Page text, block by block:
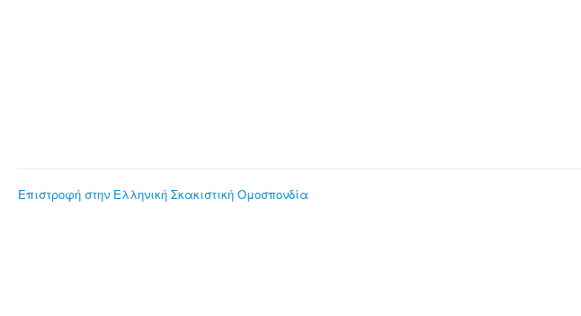
Επιστροφή στην Ελληνική Σκακιστική Ομοσπονδία